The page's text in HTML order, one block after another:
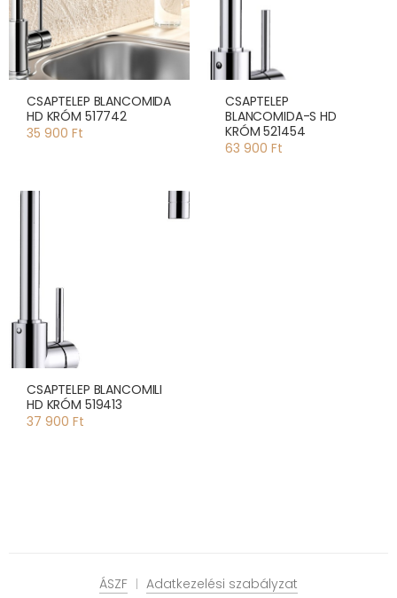
CSAPTELEP BLANCOMIDA
HD KRÓM 517742
35 900 Ft
CSAPTELEP
BLANCOMIDA-S HD
KRÓM 521454
63 900 Ft
CSAPTELEP BLANCOMILI
HD KRÓM 519413
37 900 Ft
ÁSZF Adatkezelési szabályzat